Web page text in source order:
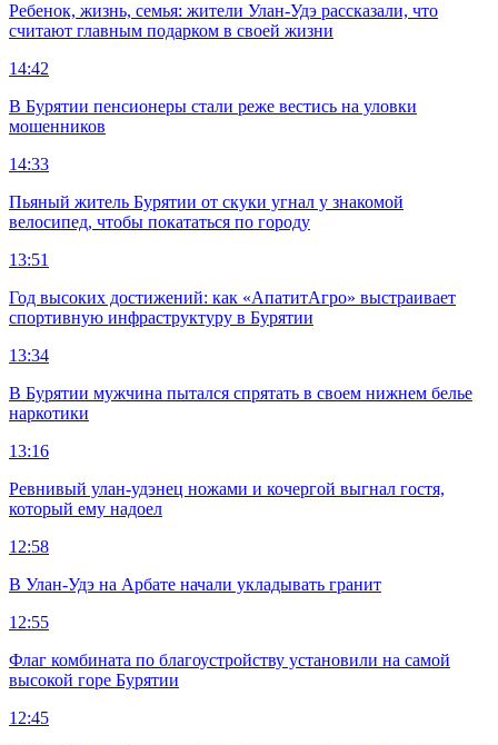
Ребенок, жизнь, семья: жители Улан-Удэ рассказали, что
считают главным подарком в своей жизни
14:42
В Бурятии пенсионеры стали реже вестись на уловки
мошенников
14:33
Пьяный житель Бурятии от скуки угнал у знакомой
велосипед, чтобы покататься по городу
13:51
Год высоких достижений: как «АпатитАгро» выстраивает
спортивную инфраструктуру в Бурятии
13:34
В Бурятии мужчина пытался спрятать в своем нижнем белье
наркотики
13:16
Ревнивый улан-удэнец ножами и кочергой выгнал гостя,
который ему надоел
12:58
В Улан-Удэ на Арбате начали укладывать гранит
12:55
Флаг комбината по благоустройству установили на самой
высокой горе Бурятии
12:45